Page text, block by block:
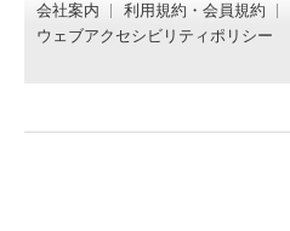
会社案内 利用規約・会員規約
ウェブアクセシビリティポリシー